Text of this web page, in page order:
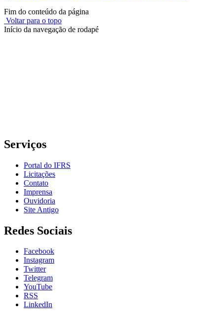
Fim do conteúdo da página
Voltar para o topo
Início da navegação de rodapé
Serviços
Portal do IFRS
Licitações
Contato
Imprensa
Ouvidoria
Site Antigo
Redes Sociais
Facebook
Instagram
Twitter
Telegram
YouTube
RSS
LinkedIn